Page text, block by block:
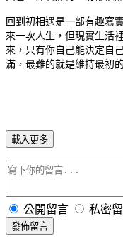
回到初相遇是一部有趣寫
來一次人生，但現實生活
來，只有你自己能決定自
滿，最難的就是維持最初
載入更多
公開留言 私密
發佈留言